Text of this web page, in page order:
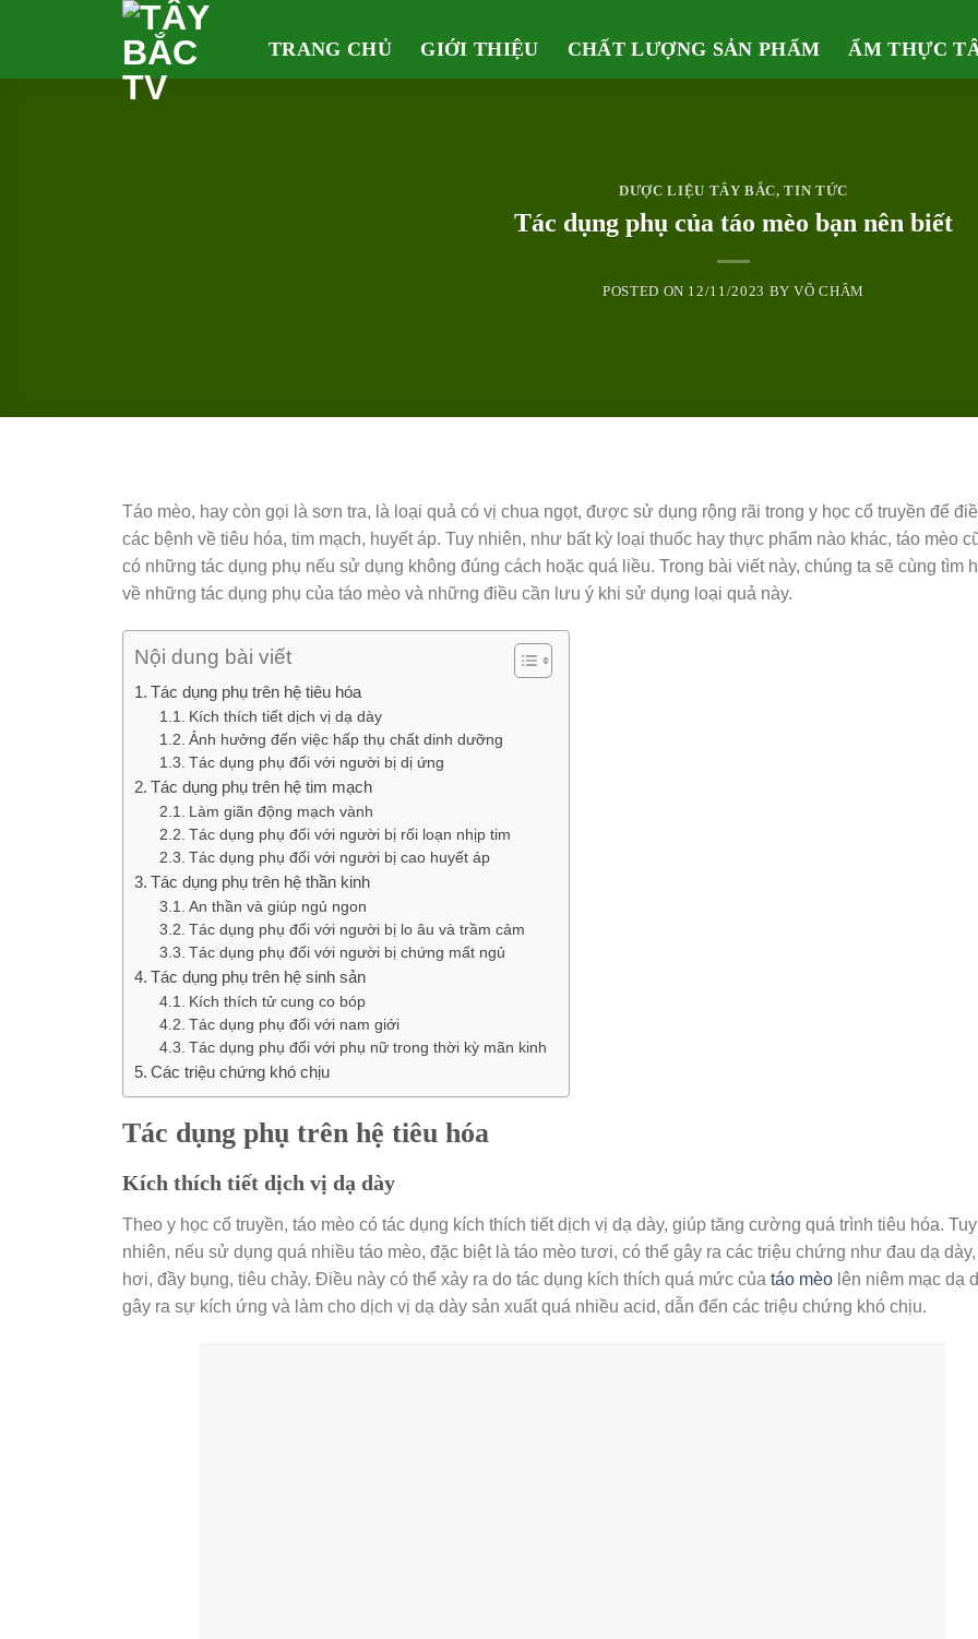
TRANG CHỦ GIỚI THIỆU CHẤT LƯỢNG SẢN PHẨM ẨM THỰC
DƯỢC LIỆU TÂY BẮC,TIN TỨC
Tác dụng phụ của táo mèo bạn nên biết
POSTED ON 12/11/2023 BYVÕ CHÂM
Táo mèo, hay còn gọi là sơn tra, là loại quả có vị chua ngọt, được sử dụng rộng rãi trong y học cổ truyền để
các bệnh về tiêu hóa, tim mạch, huyết áp. Tuy nhiên, như bất kỳ loại thuốc hay thực phẩm nào khác, táo mèo
có những tác dụng phụ nếu sử dụng không đúng cách hoặc quá liều. Trong bài viết này, chúng ta sẽ cùng tìm
về những tác dụng phụ của táo mèo và những điều cần lưu ý khi sử dụng loại quả này.
Nội dung bài viết
Tác dụng phụ trên hệ tiêu hóa
Kích thích tiết dịch vị dạ dày
Ảnh hưởng đến việc hấp thụ chất dinh dưỡng
Tác dụng phụ đối với người bị dị ứng
Tác dụng phụ trên hệ tim mạch
Làm giãn động mạch vành
Tác dụng phụ đối với người bị rối loạn nhịp tim
Tác dụng phụ đối với người bị cao huyết áp
Tác dụng phụ trên hệ thần kinh
An thần và giúp ngủ ngon
Tác dụng phụ đối với người bị lo âu và trầm cảm
Tác dụng phụ đối với người bị chứng mất ngủ
Tác dụng phụ trên hệ sinh sản
Kích thích tử cung co bóp
Tác dụng phụ đối với nam giới
Tác dụng phụ đối với phụ nữ trong thời kỳ mãn kinh
Các triệu chứng khó chịu
Tác dụng phụ trên hệ tiêu hóa
Kích thích tiết dịch vị dạ dày
Theo y học cổ truyền, táo mèo có tác dụng kích thích tiết dịch vị dạ dày, giúp tăng cường quá trình tiêu hóa. Tuy
nhiên, nếu sử dụng quá nhiều táo mèo, đặc biệt là táo mèo tươi, có thể gây ra các triệu chứng như đau dạ
hơi, đầy bụng, tiêu chảy. Điều này có thể xảy ra do tác dụng kích thích quá mức của táo mèo lên niêm mạc dạ
gây ra sự kích ứng và làm cho dịch vị dạ dày sản xuất quá nhiều acid, dẫn đến các triệu chứng khó chịu.